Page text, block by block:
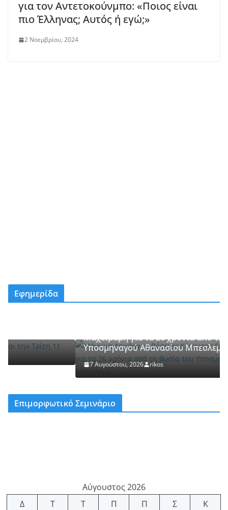
για τον Αντετοκούνμπο: «Ποιος είναι
πιο Έλληνας; Αυτός ή εγώ;»
2 Νοεμβρίου, 2024
Εφημερίδα
Μαχειμάρη για τα 26 χρόνια από τη θυσία του
Υποσμηναγού Αθανασίου Μπεσλεμέ.
7 Αυγούστου, 2026 rikos
Επιμορφωτικό Σεμινάριο
Αύγουστος 2026
Δ
Τ Τ Π Π Σ
Κ